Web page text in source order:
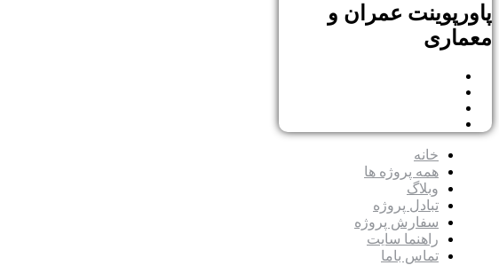
پاورپوینت عمران و
معماری
خانه
همه پروژه ها
وبلاگ
تبادل پروژه
سفارش پروژه
راهنما سایت
تماس باما